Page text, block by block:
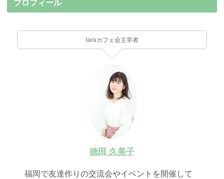
プロフィール
laraカフェ会主宰者
徳田 久美子
福岡で友達作りの交流会やイベントを開催して